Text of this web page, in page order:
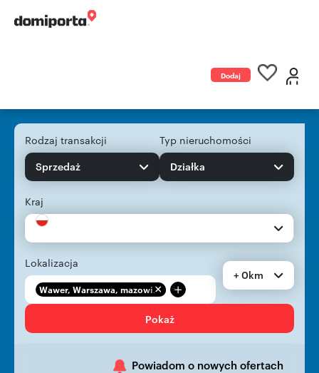
Dodaj
Rodzaj transakcji
Sprzedaż
Typ nieruchomości
Działka
Kraj
Lokalizacja
Wawer, Warszawa, mazowi... +
+ 0km
Pokaż
Powiadom o nowych ofertach